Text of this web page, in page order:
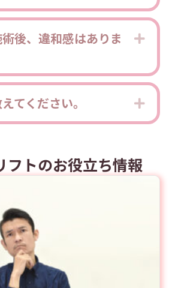
後、違和感はありま
てください。
フトのお役立ち情報